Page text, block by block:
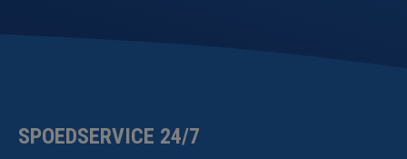
SPOEDSERVICE 24/7